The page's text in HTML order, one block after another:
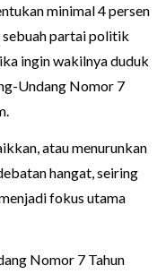
minimal 4 persen
sebuah partai politik
ingin wakilnya duduk
Undang Nomor 7
atau menurunkan
hangat, seiring
fokus utama
Nomor 7 Tahun